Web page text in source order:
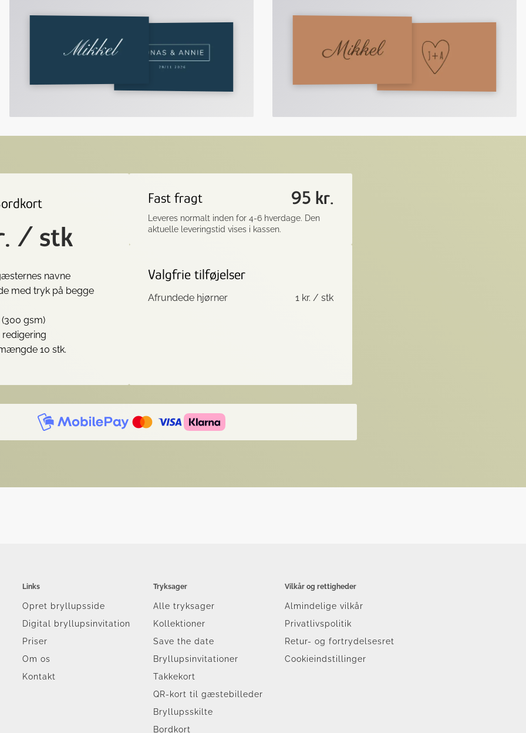
/ stk
navne
med tryk på begge
gsm)
10 stk.
Fast fragt 95 kr.
Leveres normalt inden for 4-6 hverdage. Den
aktuelle leveringstid vises i kassen.
Valgfrie tilføjelser
Afrundede hjørner 1 kr. / stk
Links
Opret bryllupsside
Digital bryllupsinvitation
Priser
Om os
Kontakt
Tryksager
Alle tryksager
Kollektioner
Save the date
Bryllupsinvitationer
Takkekort
QR-kort til gæstebilleder
Bryllupsskilte
Bordkort
Vilkår og rettigheder
Almindelige vilkår
Privatlivspolitik
Retur- og fortrydelsesret
Cookieindstillinger